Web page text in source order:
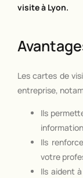
visite à Lyon.
Les cartes de
entreprise,
Ils
Ils
votre
Ils aident